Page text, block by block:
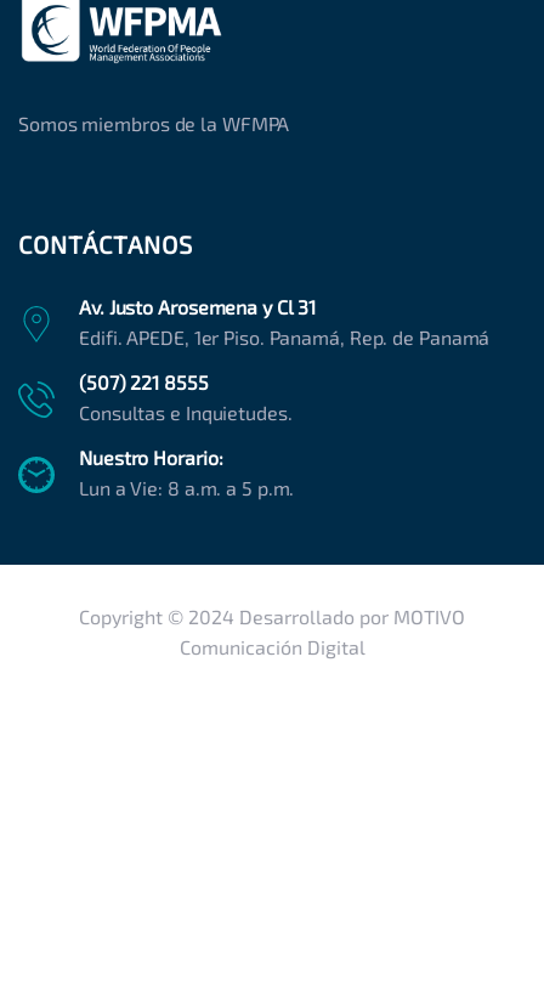
Somos miembros de la WFMPA
CONTÁCTANOS
Av. Justo Arosemena y Cl 31
Edifi. APEDE, 1er Piso. Panamá, Rep. de Panamá
(507) 221 8555
Consultas e Inquietudes.
Nuestro Horario:
Lun a Vie: 8 a.m. a 5 p.m.
Copyright © 2024 Desarrollado por MOTIVO
Comunicación Digital